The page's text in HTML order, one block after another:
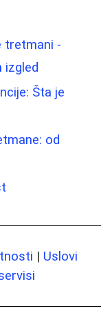
tretmani -
izgled
Šta je
od
| Uslovi